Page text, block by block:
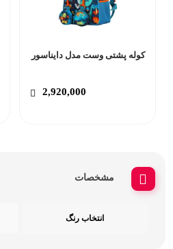
کوله پشتی وست مدل دایناسور
2,920,000
مشخصات
انتخاب رنگ